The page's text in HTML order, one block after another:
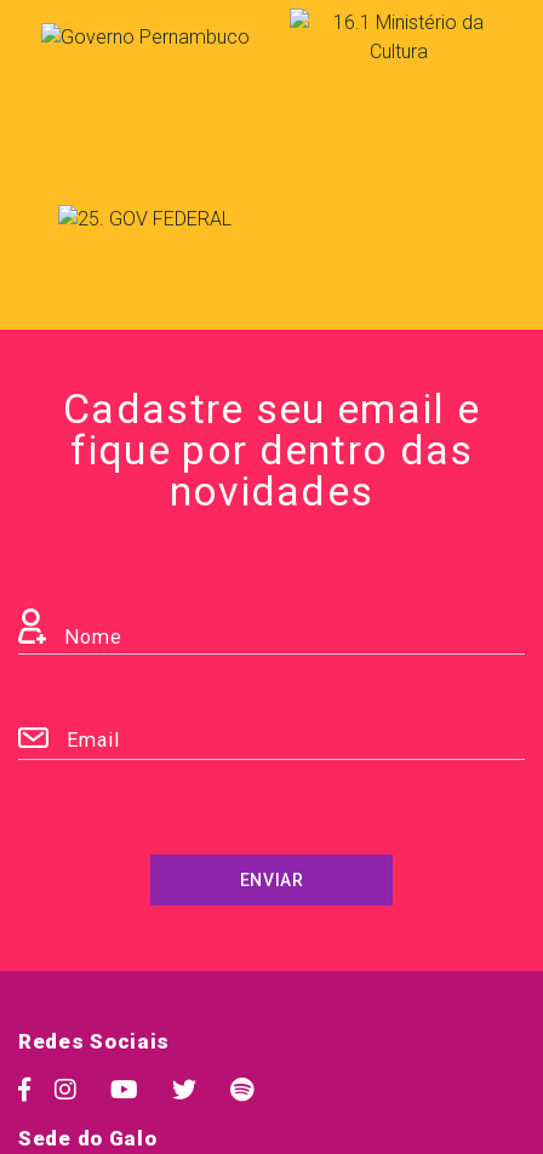
Cadastre seu email e
fique por dentro das
novidades
Nome
Email
ENVIAR
Redes Sociais
Sede do Galo